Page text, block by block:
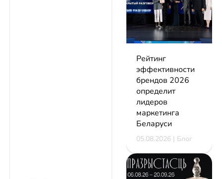
Рейтинг
эффективности
брендов 2026
определит
лидеров
маркетинга
Беларуси
05.08.2026 | Блог